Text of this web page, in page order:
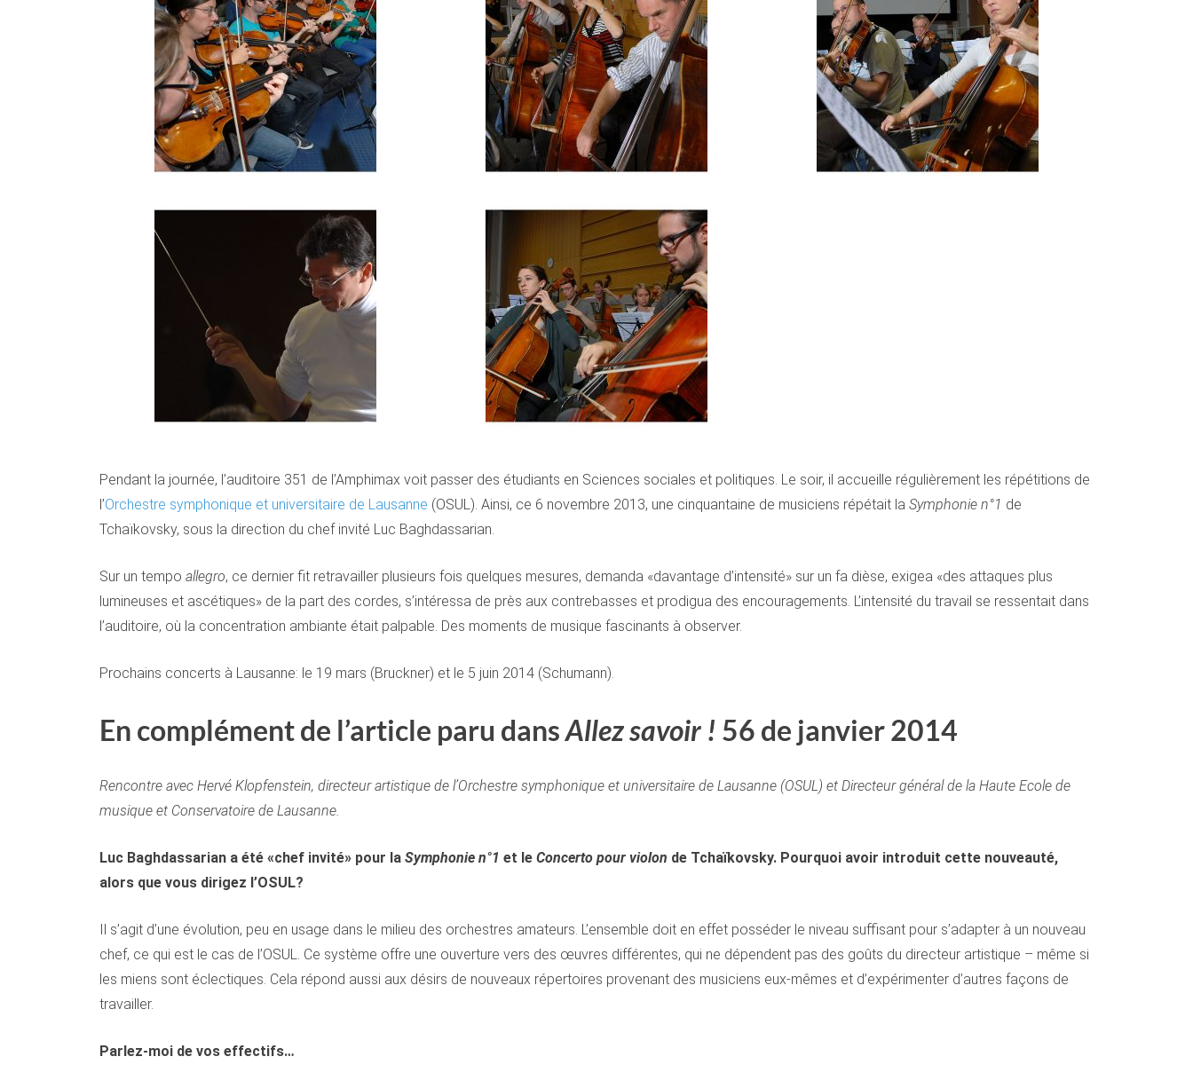
Pendant la journée, l’auditoire 351 de l’Amphimax voit passer des étudiants en Sciences sociales et politiques. Le soir, il accueille régulièrement les répétitions de
l’Orchestre symphonique et universitaire de Lausanne (OSUL). Ainsi, ce 6 novembre 2013, une cinquantaine de musiciens répétait la Symphonie n°1 de
Tchaïkovsky, sous la direction du chef invité Luc Baghdassarian.
Sur un tempo allegro, ce dernier fit retravailler plusieurs fois quelques mesures, demanda «davantage d’intensité» sur un fa dièse, exigea «des attaques plus
lumineuses et ascétiques» de la part des cordes, s’intéressa de près aux contrebasses et prodigua des encouragements. L’intensité du travail se ressentait dans
l’auditoire, où la concentration ambiante était palpable. Des moments de musique fascinants à observer.
Prochains concerts à Lausanne: le 19 mars (Bruckner) et le 5 juin 2014 (Schumann).
En complément de l’article paru dansAllez savoir ! 56 de janvier 2014
Rencontre avec Hervé Klopfenstein, directeur artistique de l’Orchestre symphonique et universitaire de Lausanne (OSUL) et Directeur général de la Haute Ecole de
musique et Conservatoire de Lausanne.
Luc Baghdassarian a été «chef invité» pour la Symphonie n°1 et le Concerto pour violon de Tchaïkovsky. Pourquoi avoir introduit cette nouveauté,
alors que vous dirigez l’OSUL?
Il s’agit d’une évolution, peu en usage dans le milieu des orchestres amateurs. L’ensemble doit en effet posséder le niveau suffisant pour s’adapter à un nouveau
chef, ce qui est le cas de l’OSUL. Ce système offre une ouverture vers des œuvres différentes, qui ne dépendent pas des goûts du directeur artistique – même si
les miens sont éclectiques. Cela répond aussi aux désirs de nouveaux répertoires provenant des musiciens eux-mêmes et d’expérimenter d’autres façons de
travailler.
Parlez-moi de vos effectifs…